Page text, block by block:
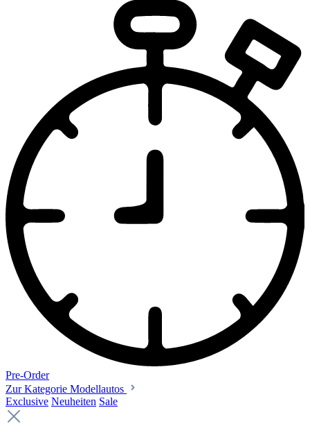
Pre-Order
Zur Kategorie Modellautos
Exclusive Neuheiten Sale